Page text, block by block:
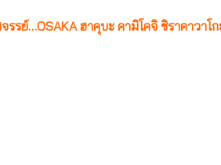
รรย์…OSAKA ฮาคุบะ คามิโคจิ ชิราคาวาโ